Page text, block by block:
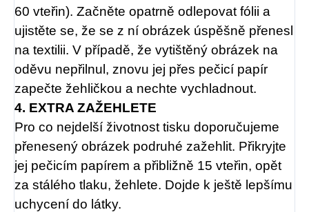
60 vteřin). Začněte opatrně odlepovat fólii a
ujistěte se, že se z ní obrázek úspěšně přenesl
na textilii. V případě, že vytištěný obrázek na
oděvu nepřilnul, znovu jej přes pečicí papír
zapečte žehličkou a nechte vychladnout.
4. EXTRA ZAŽEHLETE
Pro co nejdelší životnost tisku doporučujeme
přenesený obrázek podruhé zažehlit. Přikryjte
jej pečicím papírem a přibližně 15 vteřin, opět
za stálého tlaku, žehlete. Dojde k ještě lepšímu
uchycení do látky.